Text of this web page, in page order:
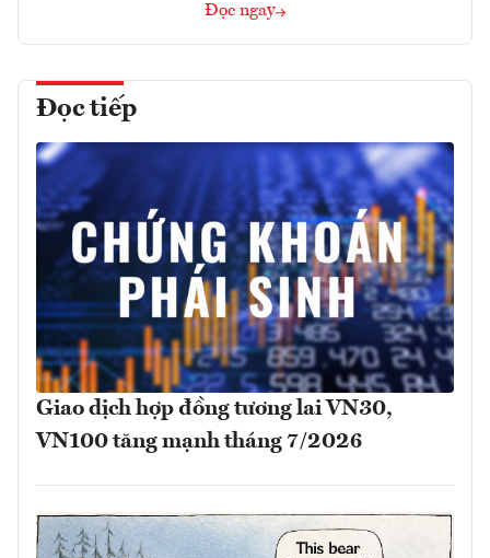
Đọc ngay
Đọc tiếp
Giao dịch hợp đồng tương lai VN30,
VN100 tăng mạnh tháng 7/2026